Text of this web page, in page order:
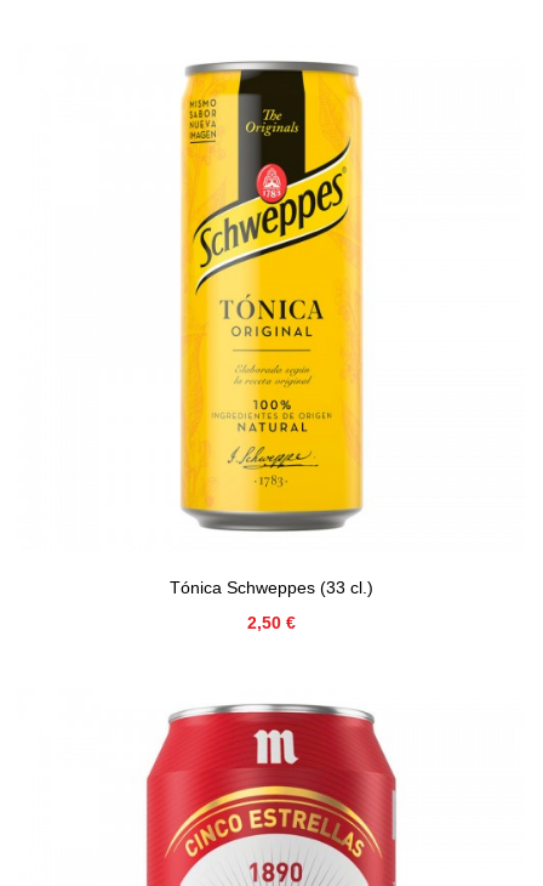
Tónica Schweppes (33 cl.)
Precio
2,50 €